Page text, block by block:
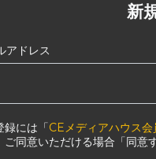
新
アドレス
録には「CEメディアハウス会
ご同意いただける場合「同意